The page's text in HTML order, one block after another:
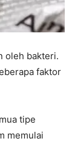
oleh bakteri.
faktor
tipe
memulai